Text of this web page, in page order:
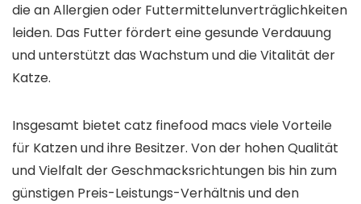
die an Allergien oder Futtermittelunverträglichkeiten
leiden. Das Futter fördert eine gesunde Verdauung
und unterstützt das Wachstum und die Vitalität der
Katze.
Insgesamt bietet catz finefood macs viele Vorteile
für Katzen und ihre Besitzer. Von der hohen Qualität
und Vielfalt der Geschmacksrichtungen bis hin zum
günstigen Preis-Leistungs-Verhältnis und den